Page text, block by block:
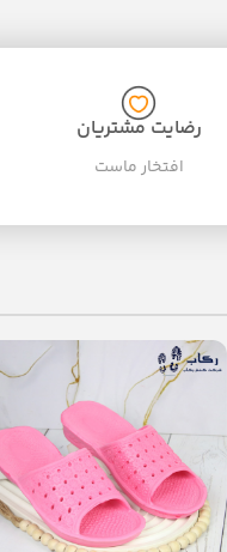
رضایت مشتریان
افتخار ماست